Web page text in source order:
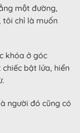
một đường,
tôi chỉ là muốn
khóa ở góc
bật lửa, hiển
người đó cũng có